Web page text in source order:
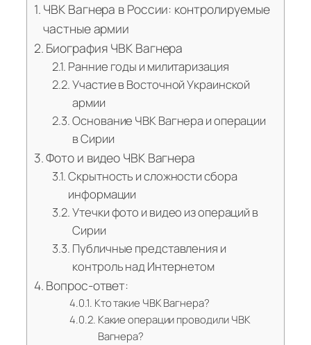
ЧВК Вагнера в России: контролируемые
частные армии
Биография ЧВК Вагнера
Ранние годы и милитаризация
Участие в Восточной Украинской
армии
Основание ЧВК Вагнера и операции
в Сирии
Фото и видео ЧВК Вагнера
Скрытность и сложности сбора
информации
Утечки фото и видео из операций в
Сирии
Публичные представления и
контроль над Интернетом
Вопрос-ответ:
Кто такие ЧВК Вагнера?
Какие операции проводили ЧВК
Вагнера?